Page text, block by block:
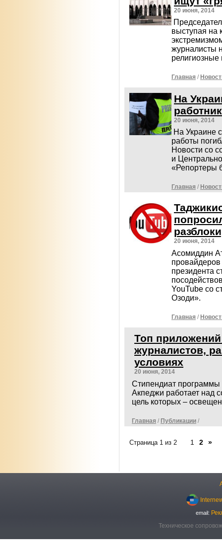
20 июня, 2014
выступая на
журналисты
Главная /
На
20 июня, 2014
На Украине
работы
Новости со
и
«Репортеры
Главная /
20 июня, 2014
Асомиддин
президента
YouTube со
Озоди».
Главная /
Топ
журналистов,
условиях
20 июня, 2014
Стипендиат программы
Акпеджи работает над
цель которых –
Главная / Публикации /
Страница 1 из 2 1 2 »
email:
Техническое